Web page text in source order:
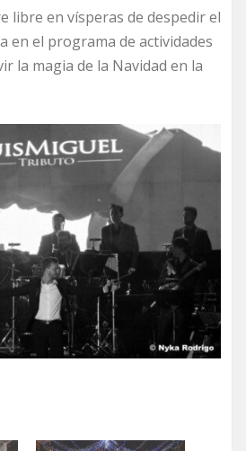
libre en vísperas de despedir el
en el programa de actividades
la magia de la Navidad en la